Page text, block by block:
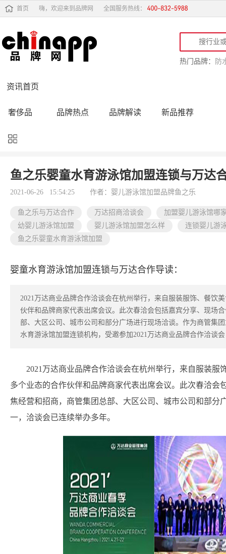
首页 嗨，欢迎来到品牌网 全国服务热线：
热门品牌： 防
资讯首页
奢侈品 品牌热点 品牌解读 新品推荐
品牌黑榜
品牌导购 专家点评 精彩点评 品牌名人
鱼之乐婴童水育游泳馆加盟连锁与万达
2021-06-26 15:54:25 作者：婴儿游泳馆加盟品牌鱼之乐
鱼之乐与万达合作 万达招商洽谈会
加盟婴儿游泳馆哪
幼婴儿游泳馆加盟
婴儿游泳馆加盟怎么样
连锁婴儿游
鱼之乐婴童水育游泳馆加盟
婴童水育游泳馆加盟连锁与万达合作导读：
2021万达商业品牌合作洽谈会在杭州举行，来自服装服饰、餐饮
伙伴和品牌商家代表出席会议。此次春洽会包括嘉宾分享、现场
部、大区公司、城市公司和部分广场进行现场洽谈。作为商管集
水育游泳馆加盟连锁机构，受邀参加2021万达商业品牌合作洽谈
2021万达商业品牌合作洽谈会在杭州举行，来自服装
多个业态的合作伙伴和品牌商家代表出席会议。此次春洽
焦经营和招商，商管集团总部、大区公司、城市公司和部分
一，洽谈会已连续举办多年。